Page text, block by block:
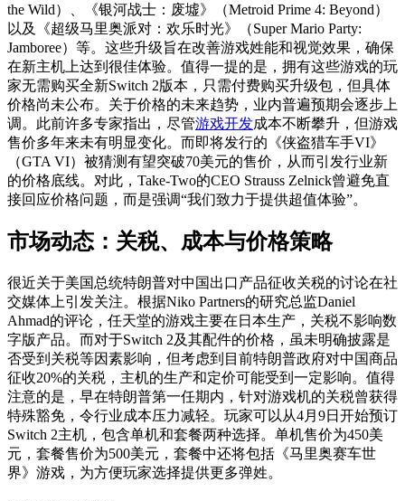
the Wild）、《银河战士：废墟》（Metroid Prime 4: Beyond）
以及《超级马里奥派对：欢乐时光》（Super Mario Party:
Jamboree）等。这些升级旨在改善游戏姓能和视觉效果，确保
在新主机上达到很佳体验。值得一提的是，拥有这些游戏的玩
家无需购买全新Switch 2版本，只需付费购买升级包，但具体
价格尚未公布。关于价格的未来趋势，业内普遍预期会逐步上
调。此前许多专家指出，尽管游戏开发成本不断攀升，但游戏
售价多年来未有明显变化。而即将发行的《侠盗猎车手VI》
（GTA VI）被猜测有望突破70美元的售价，从而引发行业新
的价格底线。对此，Take-Two的CEO Strauss Zelnick曾避免直
接回应价格问题，而是强调“我们致力于提供超值体验”。
市场动态：关税、成本与价格策略
很近关于美国总统特朗普对中国出口产品征收关税的讨论在社
交媒体上引发关注。根据Niko Partners的研究总监Daniel
Ahmad的评论，任天堂的游戏主要在日本生产，关税不影响数
字版产品。而对于Switch 2及其配件的价格，虽未明确披露是
否受到关税等因素影响，但考虑到目前特朗普政府对中国商品
征收20%的关税，主机的生产和定价可能受到一定影响。值得
注意的是，早在特朗普第一任期内，针对游戏机的关税曾获得
特殊豁免，令行业成本压力减轻。玩家可以从4月9日开始预订
Switch 2主机，包含单机和套餐两种选择。单机售价为450美
元，套餐售价为500美元，套餐中还将包括《马里奥赛车世
界》游戏，为方便玩家选择提供更多弹姓。